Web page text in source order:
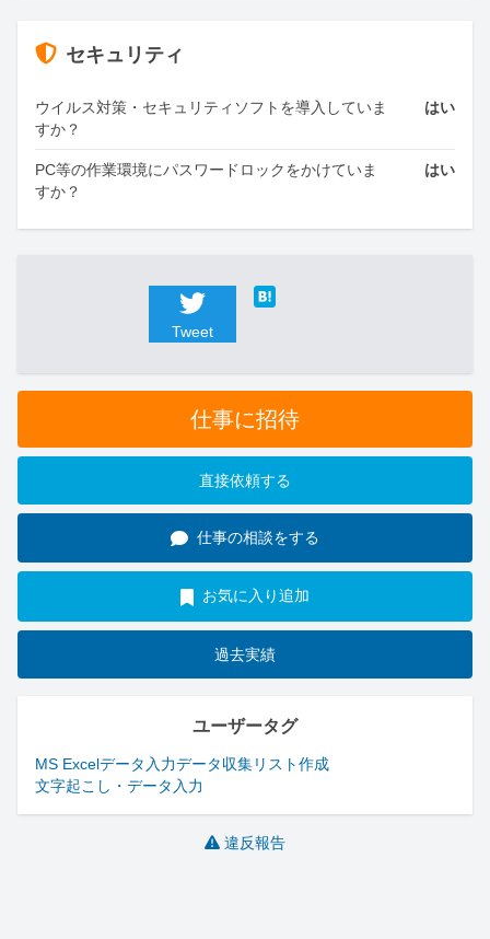
セキュリティ
ウイルス対策・セキュリティソフトを導入していま
すか？
はい
PC等の作業環境にパスワードロックをかけていま
すか？
はい
Tweet
仕事に招待
直接依頼する
仕事の相談をする
お気に入り追加
過去実績
ユーザータグ
MS Excelデータ入力データ収集リスト作成
文字起こし・データ入力
違反報告